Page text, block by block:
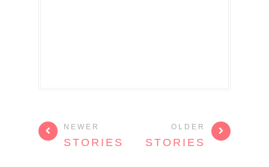
NEWER
STORIES
OLDER
STORIES